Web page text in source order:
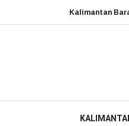
Kalimantan